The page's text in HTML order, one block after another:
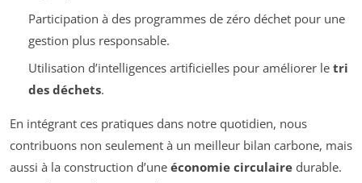
Participation à des programmes de zéro déchet pour une
gestion plus responsable.
Utilisation d’intelligences artificielles pour améliorer le tri
des déchets.
En intégrant ces pratiques dans notre quotidien, nous
contribuons non seulement à un meilleur bilan carbone, mais
aussi à la construction d’une économie circulaire durable.